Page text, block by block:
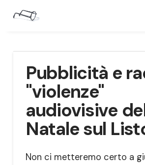
Pubblicità e
"violenze"
audiovisive
Natale sul
Non ci metteremo certo a